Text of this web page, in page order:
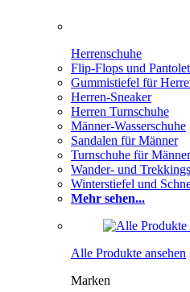
Herrenschuhe
Flip-Flops und
Gummistiefel für
Herren-Sneaker
Herren Turnschuhe
Männer-Wasserschuhe
Sandalen für Männer
Turnschuhe für Männer
Wander- und
Winterstiefel und
Mehr sehen...
Alle Produkte ansehen
Marken